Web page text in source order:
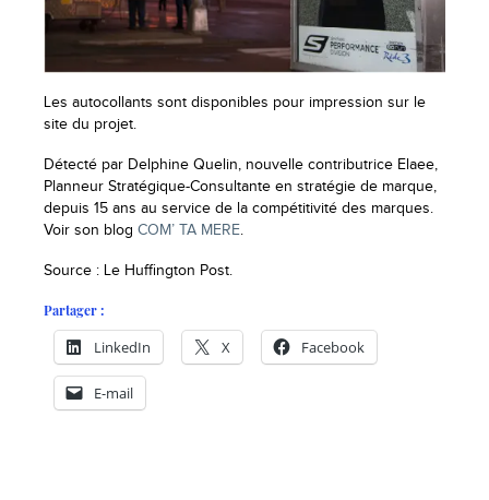
Les autocollants sont disponibles pour impression sur le
site du projet.
Détecté par Delphine Quelin, nouvelle contributrice Elaee,
Planneur Stratégique-Consultante en stratégie de marque,
depuis 15 ans au service de la compétitivité des marques.
Voir son blog COM’ TA MERE.
Source : Le Huffington Post.
Partager :
LinkedIn X Facebook
E-mail